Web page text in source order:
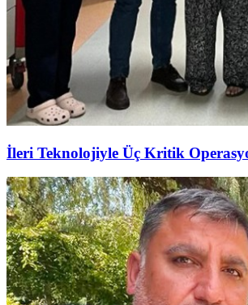
İleri Teknolojiyle Üç Kritik